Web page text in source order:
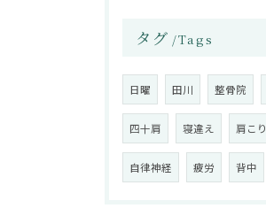
タグ Tags
日曜 田川 整骨院
四十肩 寝違え 肩こり
自律神経 疲労 背中